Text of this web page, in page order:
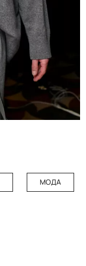
МОДА